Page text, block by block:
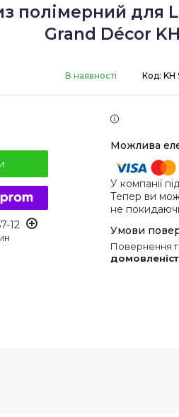
полімерний для
Grand Décor
В наявності Код: KH
12
У компанії
Тепер ви
не
повернення